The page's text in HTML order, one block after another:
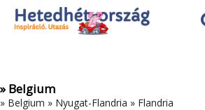
Az oldal sütiket (cookies) használ.
Adatvédelmi tájékoztató
» Belgium
» Belgium » Nyugat-Flandria » Flandria